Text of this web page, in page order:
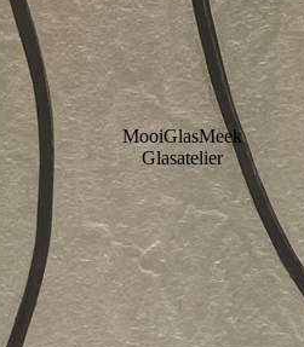
MooiGlasMeek
Glasatelier